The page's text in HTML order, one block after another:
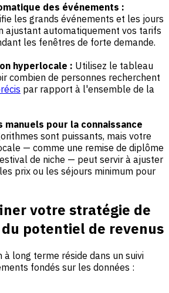
des événements :
les grands événements et les jours
ajustant automatiquement vos tarifs
les fenêtres de forte demande.
hyperlocale : Utilisez le tableau
combien de personnes recherchent
par rapport à l'ensemble de la
manuels pour la connaissance
sont puissants, mais votre
— comme une remise de diplôme
de niche — peut servir à ajuster
prix ou les séjours minimum pour
votre stratégie de
potentiel de revenus
à long terme réside dans un suivi
fondés sur les données :